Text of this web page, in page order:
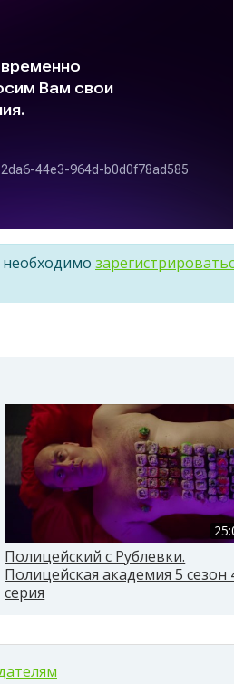
Полицейский с Рублевки.
Полицейская академия 5 сезон
серия